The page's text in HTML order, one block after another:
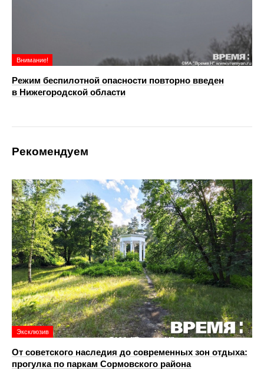
Внимание!
Режим беспилотной опасности повторно введен
в Нижегородской области
Рекомендуем
Эксклюзив
От советского наследия до современных зон отдыха:
прогулка по паркам Сормовского района